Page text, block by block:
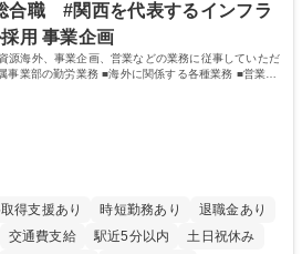
合職 #関西を代表するインフラ
用 事業企画
源海外、事業企画、営業などの業務に従事していただ
事業部の勤労業務 ■海外に関係する各種業務 ■営業部
得支援あり 時短勤務あり
退職金あり
交通費支給 駅近5分以内
土日祝休み